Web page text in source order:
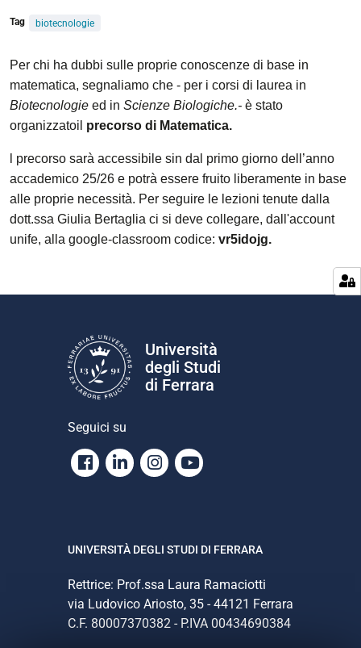
Tag biotecnologie
Per chi ha dubbi sulle proprie conoscenze di base in
matematica, segnaliamo che - per i corsi di laurea in
Biotecnologie ed in Scienze Biologiche.- è stato
organizzatoil precorso di Matematica.
l precorso sarà accessibile sin dal primo giorno dell’anno
accademico 25/26 e potrà essere fruito liberamente in base
alle proprie necessità. Per seguire le lezioni tenute dalla
dott.ssa Giulia Bertaglia ci si deve collegare, dall'account
unife, alla google-classroom codice: vr5idojg.
Università
degli Studi
di Ferrara
Seguici su
Facebook
LinkedinInstagram
Youtube
UNIVERSITÀ DEGLI STUDI DI FERRARA
Rettrice: Prof.ssa Laura Ramaciotti
via Ludovico Ariosto, 35 - 44121 Ferrara
C.F. 80007370382 - P.IVA 00434690384